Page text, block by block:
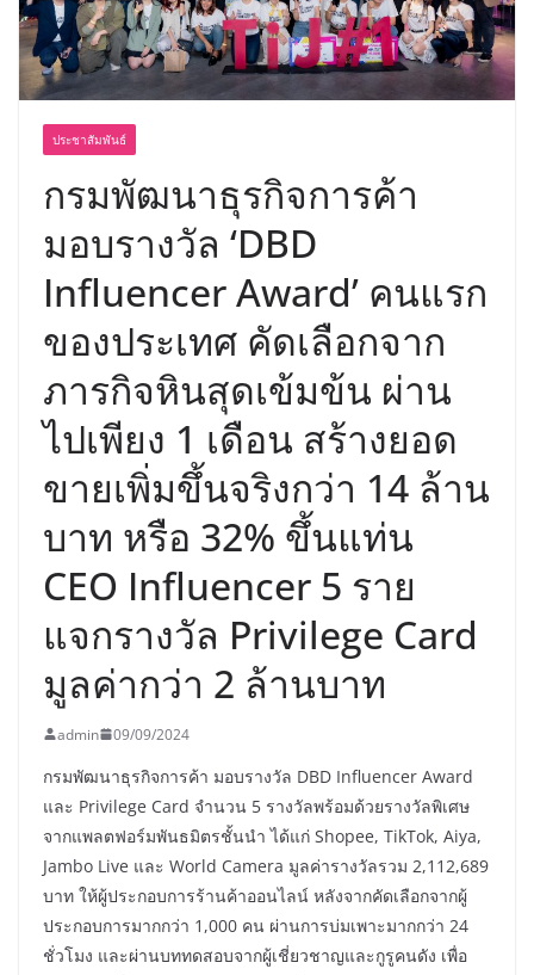
ประชาสัมพันธ์
กรมพัฒนาธุรกิจการค้า
มอบรางวัล ‘DBD
Influencer Award’ คนแรก
ของประเทศ คัดเลือกจาก
ภารกิจหินสุดเข้มข้น ผ่าน
ไปเพียง 1 เดือน สร้างยอด
ขายเพิ่มขึ้นจริงกว่า 14 ล้าน
บาท หรือ 32% ขึ้นแท่น
CEO Influencer 5 ราย
แจกรางวัล Privilege Card
มูลค่ากว่า 2 ล้านบาท
admin 09/09/2024
กรมพัฒนาธุรกิจการค้า มอบรางวัล DBD Influencer Award
และ Privilege Card จำนวน 5 รางวัลพร้อมด้วยรางวัลพิเศษ
จากแพลตฟอร์มพันธมิตรชั้นนำ ได้แก่ Shopee, TikTok, Aiya,
Jambo Live และ World Camera มูลค่ารางวัลรวม 2,112,689
บาท ให้ผู้ประกอบการร้านค้าออนไลน์ หลังจากคัดเลือกจากผู้
ประกอบการมากกว่า 1,000 คน ผ่านการบ่มเพาะมากกว่า 24
ชั่วโมง และผ่านบททดสอบจากผู้เชี่ยวชาญและกูรูคนดัง เพื่อ